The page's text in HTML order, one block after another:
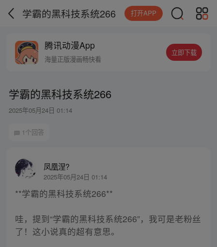
学霸的黑科技系统266 打开APP
腾讯动漫App
海量正版漫画畅快看
立即下载
学霸的黑科技系统266
2025年05月24日 01:14
1个回答
凤凰涅?
2025年05月24日 01:14
**学霸的黑科技系统266**
哇，提到“学霸的黑科技系统266”，我可是老粉丝
了！这小说真的超有意思。